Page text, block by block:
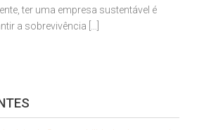
ter uma empresa sustentável é
a sobrevivência […]